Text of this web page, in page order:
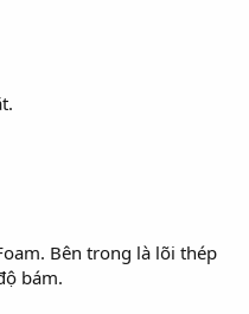
Bên trong là lõi thép
bám.